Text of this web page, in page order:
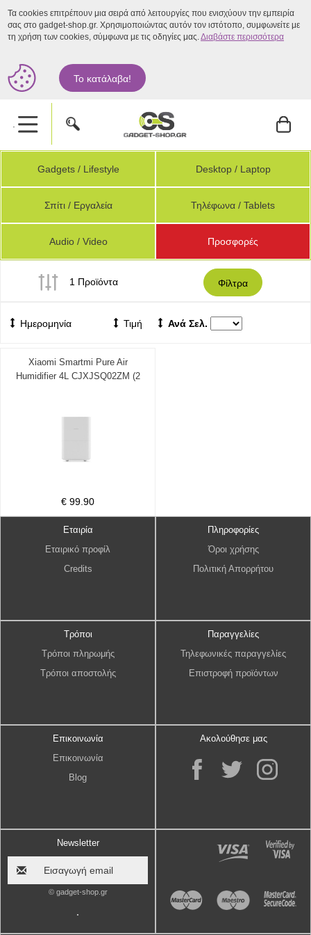
Τα cookies επιτρέπουν μια σειρά από λειτουργίες που ενισχύουν την εμπειρία
σας στο gadget-shop.gr. Χρησιμοποιώντας αυτόν τον ιστότοπο, συμφωνείτε με
τη χρήση των cookies, σύμφωνα με τις οδηγίες μας.Διαβάστε περισσότερα
Το κατάλαβα!
.
Gadgets / Lifestyle Desktop / Laptop
Σπίτι / Εργαλεία Τηλέφωνα / Tablets
Audio / Video Προσφορές
1 Προϊόντα Φίλτρα
Ημερομηνία Τιμή Ανά Σελ.
Xiaomi Smartmi Pure Air
Humidifier 4L CJXJSQ02ZM (2
€ 99.90
Εταιρία
Εταιρικό προφίλ
Credits
Πληροφορίες
Όροι χρήσης
Πολιτική Απορρήτου
Τρόποι
Τρόποι πληρωμής
Τρόποι αποστολής
Παραγγελίες
Τηλεφωνικές παραγγελίες
Επιστροφή προϊόντων
Επικοινωνία
Επικοινωνία
Blog
Ακολούθησε μας
Newsletter
© gadget-shop.gr
.